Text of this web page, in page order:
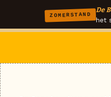
ZOMERSTAND
De
het